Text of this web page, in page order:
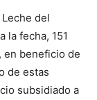
del
la fecha, 151
en beneficio de
de estas
subsidiado a